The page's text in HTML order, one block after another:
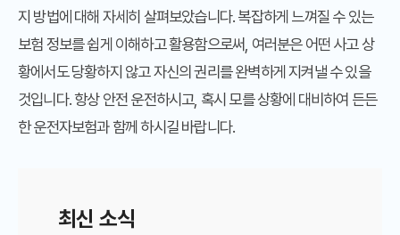
지 방법에 대해 자세히 살펴보았습니다. 복잡하게 느껴질 수 있는
보험 정보를 쉽게 이해하고 활용함으로써, 여러분은 어떤 사고 상
황에서도 당황하지 않고 자신의 권리를 완벽하게 지켜낼 수 있을
것입니다. 항상 안전 운전하시고, 혹시 모를 상황에 대비하여 든든
한 운전자보험과 함께 하시길 바랍니다.
최신 소식